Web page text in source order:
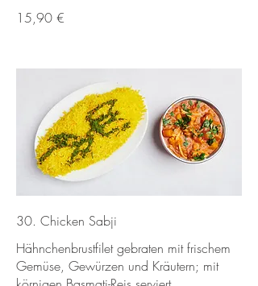
15,90 €
30. Chicken Sabji
Hähnchenbrustfilet gebraten mit frischem
Gemüse, Gewürzen und Kräutern; mit